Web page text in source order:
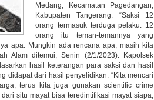
Medang, Kecamatan Pagedangan,
Kabupaten Tangerang. “Saksi 12
orang termasuk terduga pelaku. 12
orang itu teman-temannya yang
apa. Mungkin ada rencana apa, masih kita
Alam ditemui, Senin (2/1/2023). Kapolsek
hasil keterangan para saksi dan hasil
didapat dari hasil penyelidikan. “Kita mencari
terus kita juga gunakan scientific crime
situ mayat bisa teredintifikasi mayat siapa,